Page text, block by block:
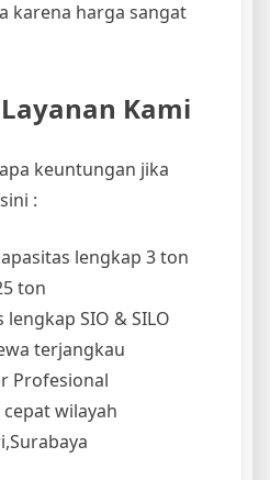
karena harga sangat
Kami
keuntungan jika
:
lengkap 3 ton
ton
lengkap SIO & SILO
terjangkau
Profesional
cepat wilayah